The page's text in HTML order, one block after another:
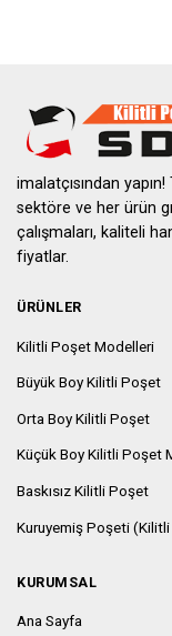
imalatçısından
sektöre ve her ürün
çalışmaları, kaliteli
fiyatlar.
ÜRÜNLER
Kilitli Poşet Modelleri
Büyük Boy Kilitli Poşet
Orta Boy Kilitli Poşet
Küçük Boy Kilitli Poşet
Baskısız Kilitli Poşet
Kuruyemiş Poşeti (Kilitli
KURUMSAL
Ana Sayfa